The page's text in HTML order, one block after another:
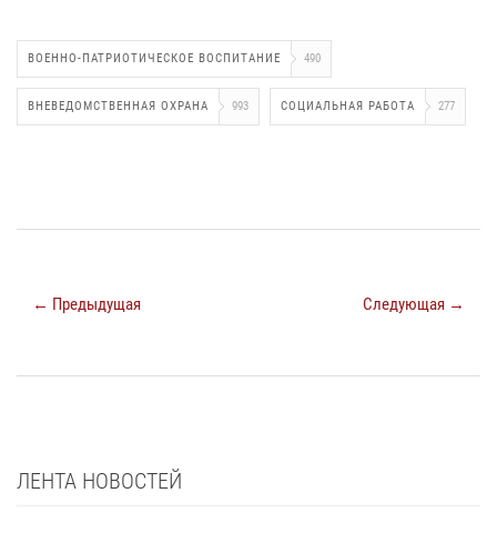
ВОЕННО-ПАТРИОТИЧЕСКОЕ ВОСПИТАНИЕ 490
ВНЕВЕДОМСТВЕННАЯ ОХРАНА 993 СОЦИАЛЬНАЯ РАБОТА 277
← Предыдущая Следующая →
ЛЕНТА НОВОСТЕЙ